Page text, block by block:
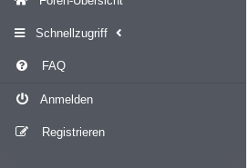
Schnellzugriff
FAQ
Anmelden
Registrieren